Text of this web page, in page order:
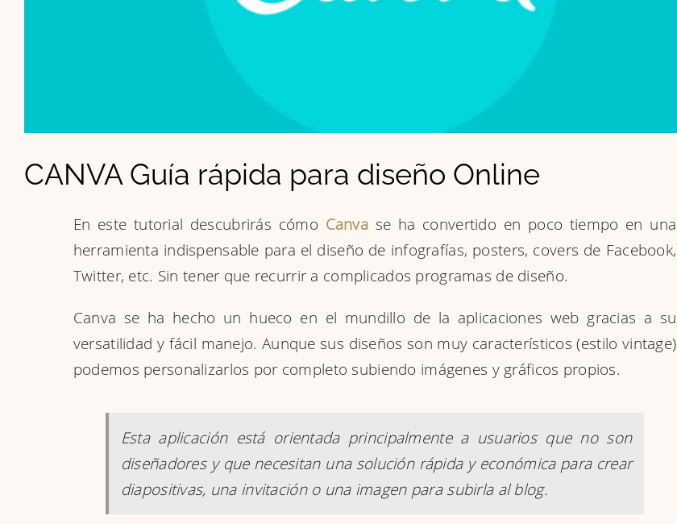
CANVA Guía rápida para diseño Online
En este tutorial descubrirás cómo Canva se ha convertido en poco tiempo en una
herramienta indispensable para el diseño de infografías, posters, covers de Facebook,
Twitter, etc. Sin tener que recurrir a complicados programas de diseño.
Canva se ha hecho un hueco en el mundillo de la aplicaciones web gracias a su
versatilidad y fácil manejo. Aunque sus diseños son muy característicos (estilo vintage)
podemos personalizarlos por completo subiendo imágenes y gráficos propios.
Esta aplicación está orientada principalmente a usuarios que no son
diseñadores y que necesitan una solución rápida y económica para crear
diapositivas, una invitación o una imagen para subirla al blog.